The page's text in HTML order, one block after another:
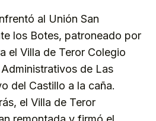
al Unión San
los Botes, patroneado por
el Villa de Teror Colegio
de Las
del Castillo a la caña.
el Villa de Teror